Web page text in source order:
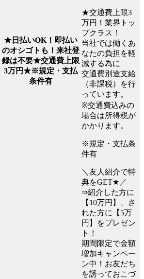
★日払いOK！即払い
のオシゴトも！来社登
録は不要★交通費上限
3万円★※規定・支払
条件有
★交通費上限3
万円！業界トッ
プクラス！
当社では働くあ
なたの負担を軽
減する為に
交通費別途支給
（非課税）を行
っています。
※交通費込みの
場合は所得税が
かかります。
※規定・支払条
件有
＼友人紹介で特
典をGET★／
⇒紹介した方に
【10万円】、さ
れた方に【5万
円】をプレゼン
ト！
期間限定で金額
増加キャンペー
ン中！お友だち
を誘っておこづ